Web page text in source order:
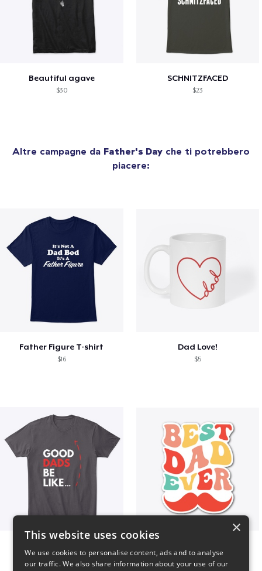
Beautiful agave
$30
SCHNITZFACED
$23
Altre campagne da Father's Day che ti potrebbero
piacere:
Father Figure T-shirt
$16
Dad Love!
$5
×
This website uses cookies
We use cookies to personalise content, ads and to analyse
our traffic. We also share information about your use of our